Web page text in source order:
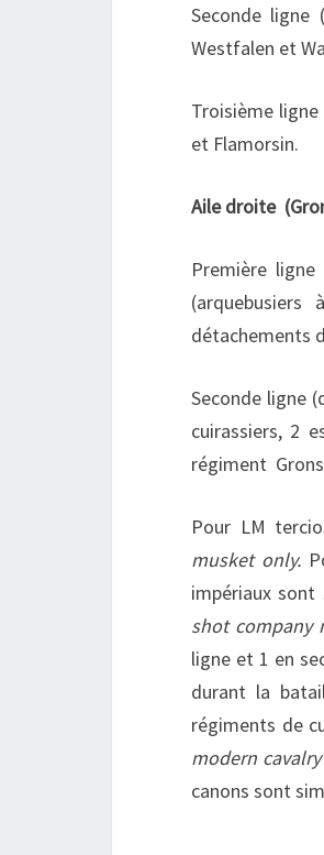
Seconde
Westfalen et
Troisième
et Flamorsin.
Aile droite
Première
détachements
Seconde ligne
cuirassiers, 2
régiment
Pour LM
musket only.
impériaux sont
shot company
ligne et 1 en
durant la
régiments de
modern cavalry
canons sont